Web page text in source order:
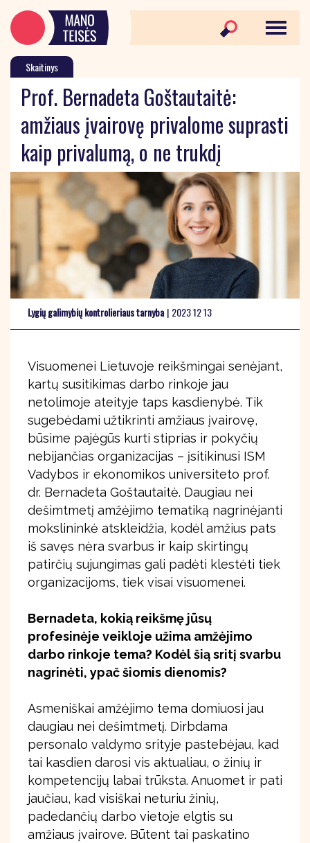
Skaitinys
Prof. Bernadeta Goštautaitė:
amžiaus įvairovę privalome suprasti
kaip privalumą, o ne trukdį
Lygių galimybių kontrolieriaus tarnyba | 2023 12 13
Visuomenei Lietuvoje reikšmingai senėjant,
kartų susitikimas darbo rinkoje jau
netolimoje ateityje taps kasdienybė. Tik
sugebėdami užtikrinti amžiaus įvairovę,
būsime pajėgūs kurti stiprias ir pokyčių
nebijančias organizacijas – įsitikinusi ISM
Vadybos ir ekonomikos universiteto prof.
dr. Bernadeta Goštautaitė. Daugiau nei
dešimtmetį amžėjimo tematiką nagrinėjanti
mokslininkė atskleidžia, kodėl amžius pats
iš savęs nėra svarbus ir kaip skirtingų
patirčių sujungimas gali padėti klestėti tiek
organizacijoms, tiek visai visuomenei.
Bernadeta, kokią reikšmę jūsų
profesinėje veikloje užima amžėjimo
darbo rinkoje tema? Kodėl šią sritį svarbu
nagrinėti, ypač šiomis dienomis?
Asmeniškai amžėjimo tema domiuosi jau
daugiau nei dešimtmetį. Dirbdama
personalo valdymo srityje pastebėjau, kad
tai kasdien darosi vis aktualiau, o žinių ir
kompetencijų labai trūksta. Anuomet ir pati
jaučiau, kad visiškai neturiu žinių,
padedančių darbo vietoje elgtis su
amžiaus įvairove. Būtent tai paskatino